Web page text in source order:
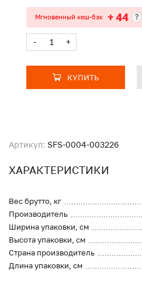
Артикул: SFS-0004-003226
ХАРАКТЕРИСТИКИ
Вес брутто, кг
Производитель
Ширина упаковки, см
Высота упаковки, см
Страна производитель
Длина упаковки, см
Мгновенный кеш-бэк + 44 ?
- +
КУПИТЬ